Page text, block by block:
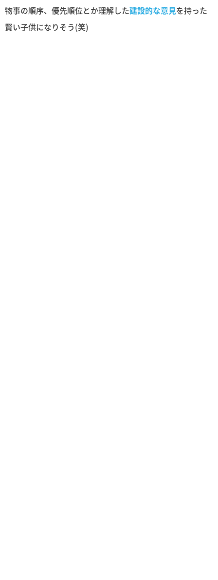
物事の順序、優先順位とか理解した建設的な意見を持った
賢い子供になりそう(笑)